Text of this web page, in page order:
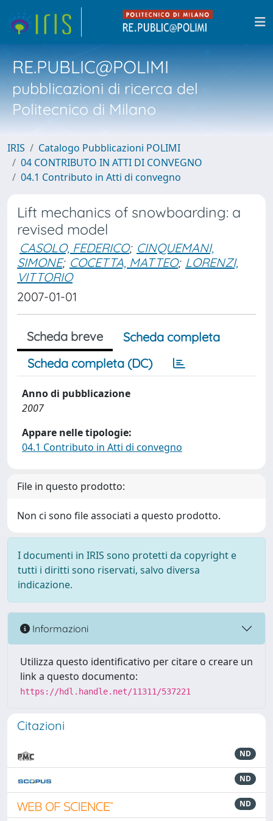
RE.PUBLIC@POLIMI
pubblicazioni di ricerca del
Politecnico di Milano
IRIS
Catalogo Pubblicazioni POLIMI
04 CONTRIBUTO IN ATTI DI CONVEGNO
04.1 Contributo in Atti di convegno
Lift mechanics of snowboarding: a
revised model
CASOLO, FEDERICO; CINQUEMANI,
SIMONE; COCETTA, MATTEO; LORENZI,
VITTORIO
2007-01-01
Scheda breve
Scheda completa
Scheda completa (DC)
Anno di pubblicazione
2007
Appare nelle tipologie:
04.1 Contributo in Atti di convegno
File in questo prodotto:
Non ci sono file associati a questo prodotto.
I documenti in IRIS sono protetti da copyright e
tutti i diritti sono riservati, salvo diversa
indicazione.
Informazioni
Utilizza questo identificativo per citare o creare un
link a questo documento:
https://hdl.handle.net/11311/537221
Citazioni
ND
ND
ND